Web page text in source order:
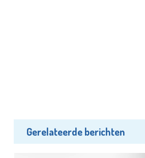
Gerelateerde berichten